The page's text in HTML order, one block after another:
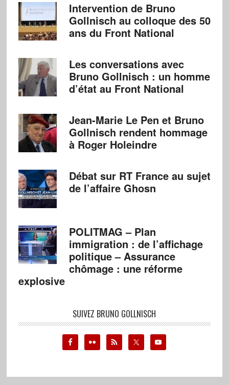
Intervention de Bruno
Gollnisch au colloque des 50
ans du Front National
Les conversations avec
Bruno Gollnisch : un homme
d’état au Front National
Jean-Marie Le Pen et Bruno
Gollnisch rendent hommage
à Roger Holeindre
Débat sur RT France au sujet
de l’affaire Ghosn
POLITMAG – Plan
immigration : de l’affichage
politique – Assurance
chômage : une réforme
explosive
SUIVEZ BRUNO GOLLNISCH